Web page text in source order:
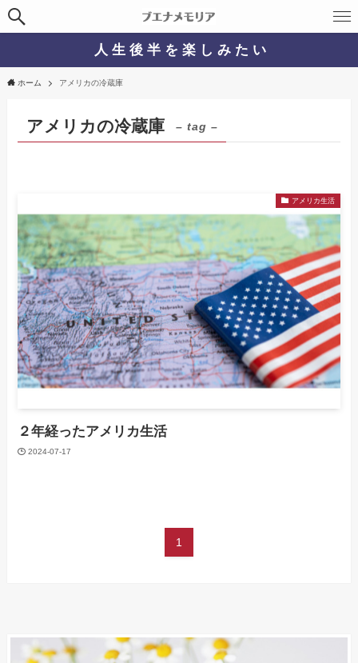
人 生 後 半 を 楽 し み た い
ホーム アメリカの冷蔵庫
アメリカの冷蔵庫 – tag –
アメリカ生活
２年経ったアメリカ生活
2024-07-17
1